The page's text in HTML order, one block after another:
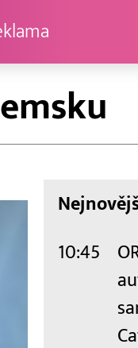
10:45